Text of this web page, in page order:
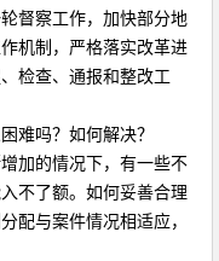
督察工作，加快部分地
机制，严格落实改革进
检查、通报和整改工
吗？如何解决？
加的情况下，有一些不
不了额。如何妥善合理
配与案件情况相适应，